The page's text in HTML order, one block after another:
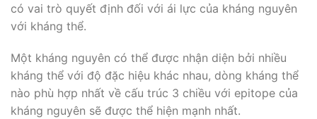
có vai trò quyết định đối với ái lực của kháng nguyên
với kháng thể.
Một kháng nguyên có thể được nhận diện bởi nhiều
kháng thể với độ đặc hiệu khác nhau, dòng kháng thể
nào phù hợp nhất về cấu trúc 3 chiều với epitope của
kháng nguyên sẽ được thể hiện mạnh nhất.